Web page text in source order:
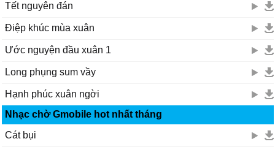
Tết nguyên đán
Điệp khúc mùa xuân
Ước nguyện đầu xuân 1
Long phụng sum vầy
Hạnh phúc xuân ngời
Nhạc chờ Gmobile hot nhất tháng
Cát bụi